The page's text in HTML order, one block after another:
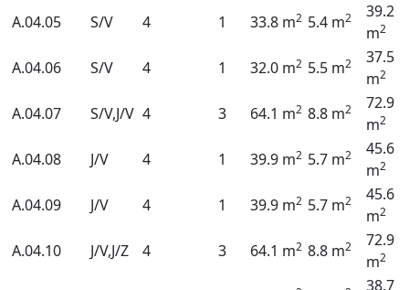
A.04.05 S/V 4 1 33.8 m2 5.4 m2
39.2
m2
A.04.06 S/V 4 1 32.0 m2 5.5 m2
37.5
m2
A.04.07 S/V,J/V 4 3 64.1 m2 8.8 m2
72.9
m2
A.04.08 J/V 4 1 39.9 m2 5.7 m2
45.6
m2
A.04.09 J/V 4 1 39.9 m2 5.7 m2
45.6
m2
A.04.10 J/V,J/Z 4 3 64.1 m2 8.8 m2
72.9
m2
38.7